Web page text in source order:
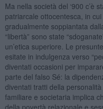
Ma nella società del ‘900 c’è
patriarcale ottocentesca, in
gradualmente soppiantata
“libertà” sono state
un’etica superiore. Le
esitate in indulgenza verso
diventati occasioni per
parte del falso Sé: la
diventati tratti della
familiare e societaria implica
della povertà relazionale e